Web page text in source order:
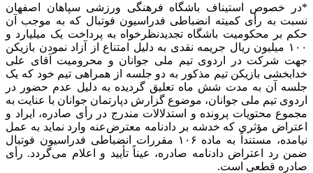
*در خصوص استیناف باشگاه فرهنگی ورزشی سپاهان اصفهان
نسبت به رأی کمیته انضباطی فدراسیون فوتبال که به موجب آن
حکم بر محکومیت باشگاه تجدیدنظرخواه به پرداخت یک میلیارد و
۱۰۰ میلیون ریال جریمه نقدی به دلیل امتناع از آزاد نمودن بازیکن
جهت شرکت در اردوی تیم ملی جوانان و محرومیت آقای علی
خدابخشی بازیکن تیم مذکور
به دو جلسه از همراهی تیم خود که یک
جلسه آن به مدت شش ماه تعلیق گردیده به دلیل عدم حضور در
اردوی تیم ملی جوانان، موضوع گزارش دپارتمان جوانان با عنایت به
مجموع محتویات پرونده و استدلالات مندرج در رأی صادره،
ایراد و
اعتراض مؤثری که خدشه بر دادنامه معترض‌عنه وارد نماید به عمل
نیامده، مستنداً
به ماده ۱۰۶ مقررات انضباطی فدراسیون فوتبال
ضمن رد اعتراض دادنامه صادره، عیناً تأیید و اعلام می‌گردد. رأی
صادره قطعی است.